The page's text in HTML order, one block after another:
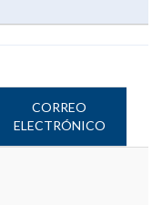
CORREO
ELECTRÓNICO